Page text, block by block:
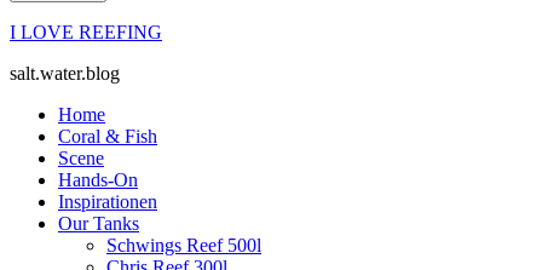
I LOVE REEFING
salt.water.blog
Home
Coral & Fish
Scene
Hands-On
Inspirationen
Our Tanks
Schwings Reef 500l